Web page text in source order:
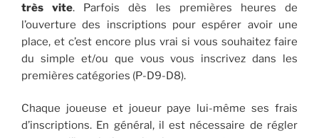
très vite. Parfois dès les premières heures de
l’ouverture des inscriptions pour espérer avoir une
place, et c’est encore plus vrai si vous souhaitez faire
du simple et/ou que vous vous inscrivez dans les
premières catégories (P-D9-D8).
Chaque joueuse et joueur paye lui-même ses frais
d’inscriptions. En général, il est nécessaire de régler